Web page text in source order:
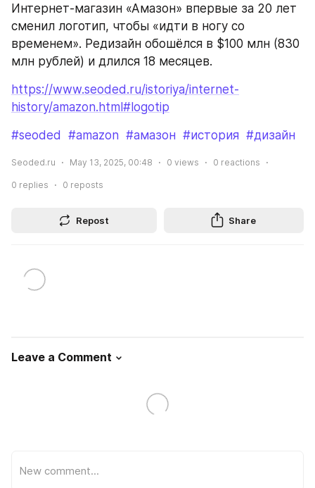
Интернет-магазин «Амазон» впервые за 20 лет
сменил логотип, чтобы «идти в ногу со
временем». Редизайн обошёлся в $100 млн (830
млн рублей) и длился 18 месяцев.
https://www.seoded.ru/istoriya/internet-
history/amazon.html#logotip
#seoded #amazon #амазон #история #дизайн
Seoded.ru May 13, 2025, 00:48 0 views 0 reactions
0 replies 0 reposts
Repost Share
Leave a Comment